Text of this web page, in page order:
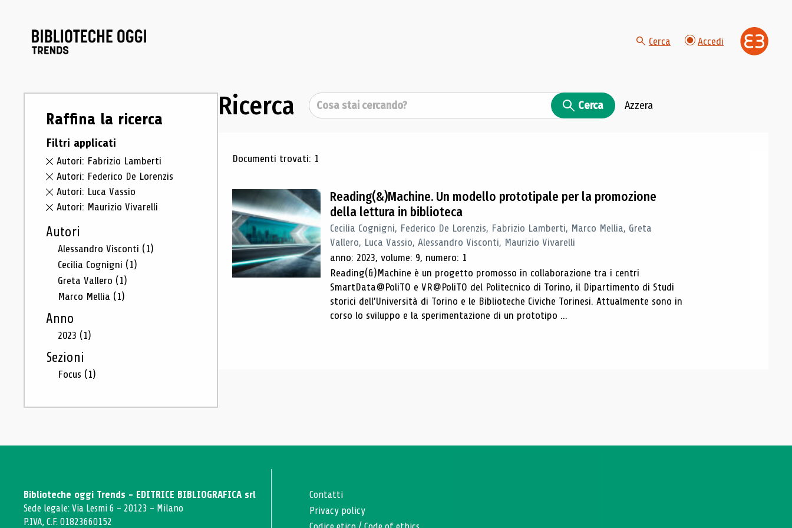
Cerca Accedi
Raffina la ricerca
Filtri applicati
Autori: Fabrizio Lamberti
Autori: Federico De Lorenzis
Autori: Luca Vassio
Autori: Maurizio Vivarelli
Autori
Alessandro Visconti (1)
Cecilia Cognigni (1)
Greta Vallero (1)
Marco Mellia (1)
Anno
2023 (1)
Sezioni
Focus (1)
Ricerca Cerca Cerca Azzera
Risultati di ricerca
Documenti trovati: 1
Reading(&)Machine. Un modello prototipale per la promozione
della lettura in biblioteca
Cecilia Cognigni, Federico De Lorenzis, Fabrizio Lamberti, Marco Mellia, Greta
Vallero, Luca Vassio, Alessandro Visconti, Maurizio Vivarelli
anno: 2023, volume: 9, numero: 1
Reading(&)Machine è un progetto promosso in collaborazione tra i centri
SmartData@PoliTO e VR@PoliTO del Politecnico di Torino, il Dipartimento di Studi
storici dell’Università di Torino e le Biblioteche Civiche Torinesi. Attualmente sono in
corso lo sviluppo e la sperimentazione di un prototipo ...
Biblioteche oggi Trends - EDITRICE BIBLIOGRAFICA srl
Sede legale: Via Lesmi 6 - 20123 - Milano
P.IVA, C.F. 01823660152
Contatti
Privacy policy